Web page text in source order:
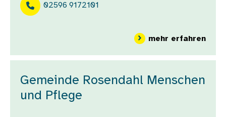
02596 9172101
mehr erfahrenüber
Gemeinde Rosendahl Menschen
und Pflege